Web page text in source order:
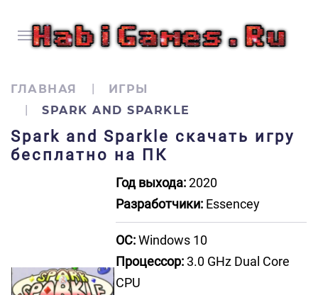
ГЛАВНАЯ
ИГРЫ
SPARK AND SPARKLE
Spark and Sparkle скачать игру
бесплатно на ПК
Год выхода:2020
Разработчики: Essencey
ОС:Windows 10
Процессор: 3.0 GHz Dual Core
CPU